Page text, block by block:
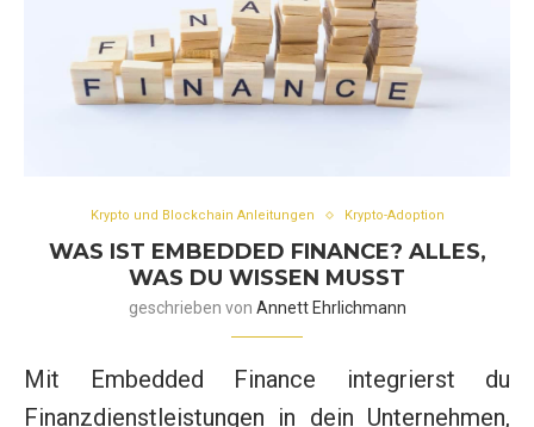
Krypto und Blockchain Anleitungen Krypto-Adoption
WAS IST EMBEDDED FINANCE? ALLES,
WAS DU WISSEN MUSST
geschrieben von Annett Ehrlichmann
Mit Embedded Finance integrierst du
Finanzdienstleistungen in dein Unternehmen,